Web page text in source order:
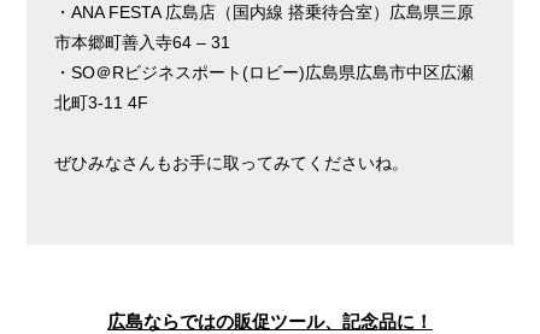
・ANA FESTA 広島店（国内線 搭乗待合室）広島県三原
市本郷町善入寺64 – 31
・SO＠Rビジネスポート(ロビー)広島県広島市中区広瀬
北町3-11 4F
ぜひみなさんもお手に取ってみてくださいね。
広島ならではの販促ツール、記念品に！